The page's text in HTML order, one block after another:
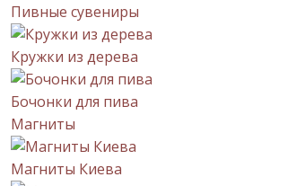
Пивные сувениры
Кружки из дерева
Бочонки для пива
Магниты
Магниты Киева